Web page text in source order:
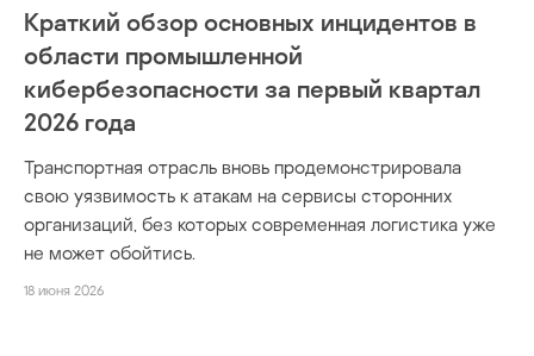
Краткий обзор основных инцидентов в
области промышленной
кибербезопасности за первый квартал
2026 года
Транспортная отрасль вновь продемонстрировала
свою уязвимость к атакам на сервисы сторонних
организаций, без которых современная логистика уже
не может обойтись.
18 июня 2026